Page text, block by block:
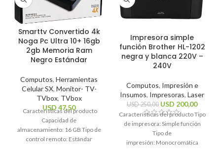
Smarttv Convertido 4k
Noga Pc Ultra 10+ 16gb
2gb Memoria Ram
Negro Estándar
Computos, Herramientas
Celular SX, Monitor- TV-
TVbox, TVbox
USD 47,50
Características del producto
Capacidad de
almacenamiento: 16 GB Tipo de
control remoto: Estándar
Impresora simple
función Brother HL-1202
negra y blanca 220V –
240V
Computos, Impresión e
Insumos, Impresoras, Laser
USD250,00 USD 200,00
Características del producto Tipo
de impresora: Simple función
Tipo de
impresión: Monocromática